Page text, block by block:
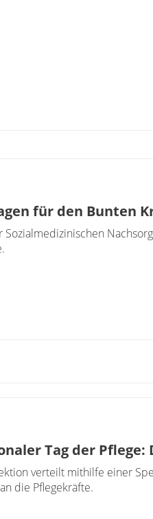
für den Bunten
Sozialmedizinischen
Tag der
verteilt mithilfe einer
die Pflegekräfte.